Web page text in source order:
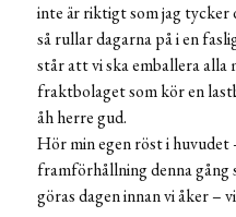
inte är riktigt som jag tycker
så rullar dagarna på i en
står att vi ska emballera
fraktbolaget som kör en
åh herre gud.
Hör min egen röst i huvudet
framförhållning denna gång
göras dagen innan vi åker –